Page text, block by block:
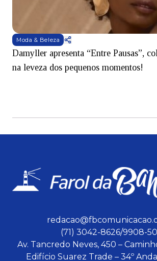
Moda & Beleza
Damyller apresenta “Entre Pausas”,
na leveza dos pequenos momentos!
(71) 3042-8626/9908-
Av. Tancredo Neves, 450 –
Edifício Suarez Trade – 34º